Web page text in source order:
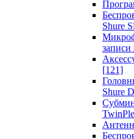
Shure
записи
[121]
Shure